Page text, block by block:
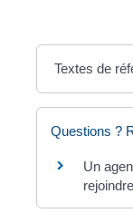
Textes de
Questions ?
Un